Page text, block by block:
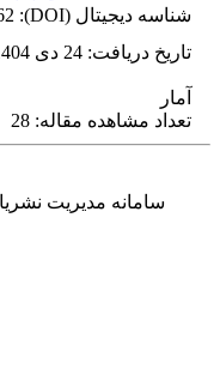
شناسه دیجیتال (DOI):
تاریخ دریافت: 24 دی 1404
آمار
تعداد مشاهده مقاله: 28
سامانه مدیریت